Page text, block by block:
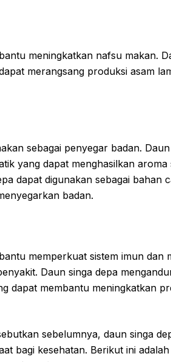
meningkatkan nafsu makan.
merangsang produksi asam
sebagai penyegar badan.
yang dapat menghasilkan aroma
dapat digunakan sebagai bahan
badan.
memperkuat sistem imun dan
Daun singa depa
dapat membantu meningkatkan
sebelumnya, daun singa
bagi kesehatan. Berikut ini